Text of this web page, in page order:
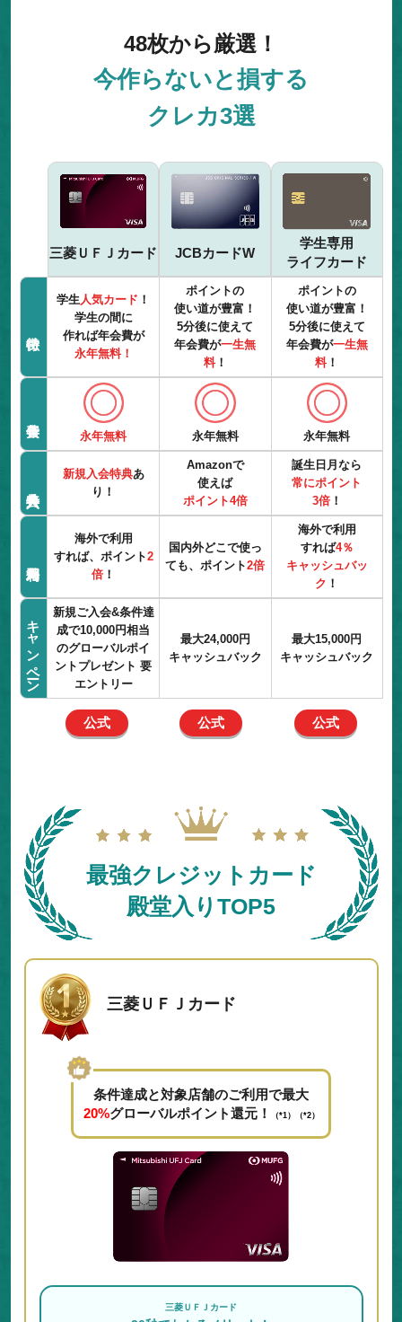
48枚から厳選！
今作らないと損する
クレカ3選
三菱ＵＦＪカード JCBカードW
学生専用
ライフカード
学生 人気カード ！
学生の間に
作れば年会費が
永年無料！
ポイントの
使い道が豊富！
5分後に使えて
年会費が一生無
料！
ポイントの
使い道が豊富！
5分後に使えて
年会費が一生無
料！
永年無料 永年無料 永年無料
新規入会特典あ
り！
Amazonで
使えば
ポイント4倍
誕生日月なら
常にポイント
3倍！
海外で利用
すれば、ポイント2
倍 ！
国内外どこで使っ
ても、ポイント2倍
海外で利用
すれば4％
キャッシュバッ
ク ！
キャンペーン
新規ご入会&条件達
成で10,000円相当
のグローバルポイ
ントプレゼント 要
エントリー
最大24,000円
キャッシュバック
最大15,000円
キャッシュバック
公式 公式 公式
最強クレジットカード
殿堂入りTOP5
三菱ＵＦＪカード
条件達成と対象店舗のご利用で最大
20%グローバルポイント還元！ （*1）（*2）
三菱ＵＦＪカード